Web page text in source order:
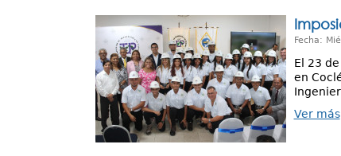
Fecha:
El 23
en
Ver más